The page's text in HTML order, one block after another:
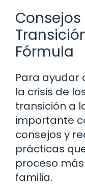
Fórmula
Para ayudar
la crisis de
transición a
importante
consejos y
prácticas
proceso
familia.